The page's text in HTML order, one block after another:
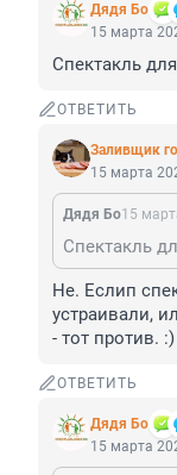
Дядя Бо
15 марта
Спектакль
ОТВЕТИТЬ
Заливщик
15 марта
Дядя Бо15
Спектакль
Не. Еслип
устраивали,
- тот против. :)
ОТВЕТИТЬ
Дядя Бо
15 марта